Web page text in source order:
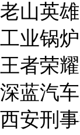
老山英雄
工业锅炉
王者荣耀
深蓝汽车
西安刑